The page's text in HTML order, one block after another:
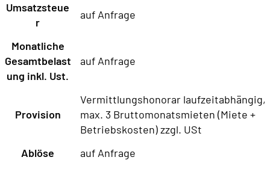
Umsatzsteue
r
auf Anfrage
Monatliche
Gesamtbelast
ung inkl. Ust.
auf Anfrage
Provision
Vermittlungshonorar laufzeitabhängig,
max. 3 Bruttomonatsmieten (Miete +
Betriebskosten) zzgl. USt
Ablöse
auf Anfrage